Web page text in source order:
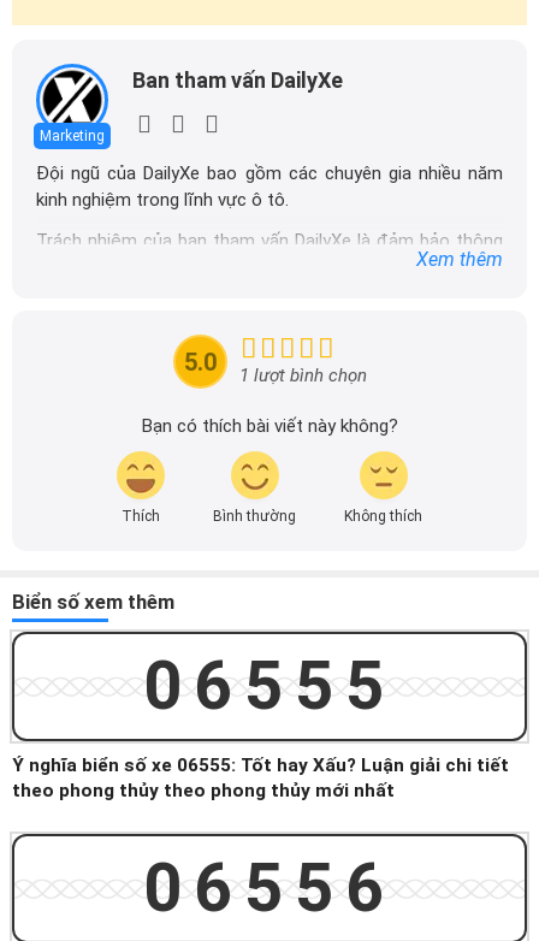
Marketing
Ban tham vấn DailyXe
Đội ngũ của DailyXe bao gồm các chuyên gia nhiều năm
kinh nghiệm trong lĩnh vực ô tô.
Trách nhiệm của ban tham vấn DailyXe là đảm bảo thông
tin chính xác được đăng tải trên dailyxe.com.vn, thường
tin nhanh chóng và dễ dàng hơn.
Xem thêm
5.0 1 lượt bình chọn
Bạn có thích bài viết này không?
Thích Bình thường Không thích
Biển số xem thêm
06555
Ý nghĩa biển số xe 06555: Tốt hay Xấu? Luận giải chi tiết
theo phong thủy theo phong thủy mới nhất
06556